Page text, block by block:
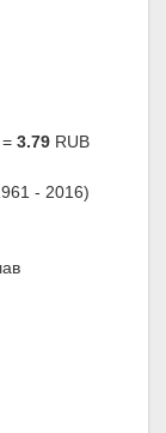
3.79 RUB
- 2016)